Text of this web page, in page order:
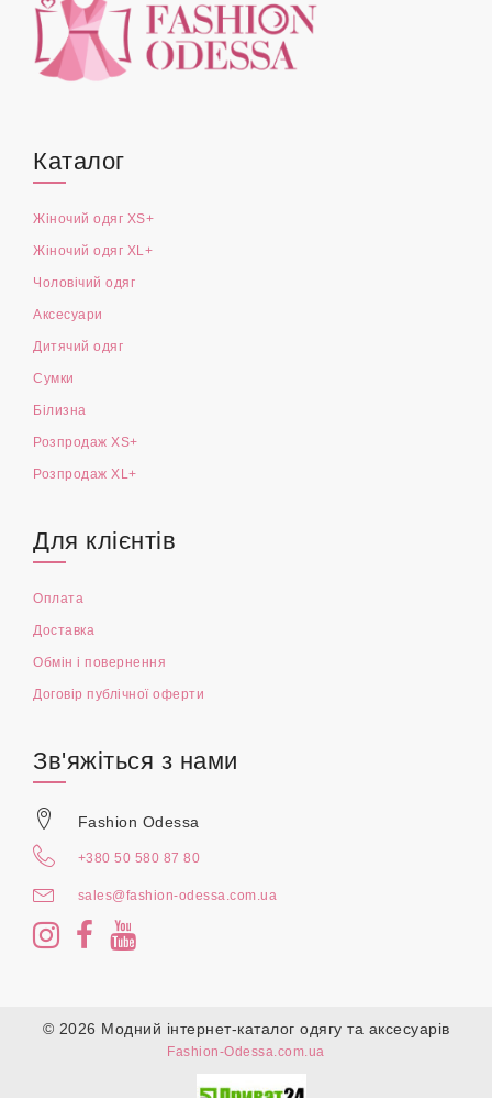
Каталог
Жіночий одяг XS+
Жіночий одяг XL+
Чоловічий одяг
Аксесуари
Дитячий одяг
Сумки
Білизна
Розпродаж XS+
Розпродаж XL+
Для клієнтів
Оплата
Доставка
Обмін і повернення
Договір публічної оферти
Зв'яжіться з нами
Fashion Odessa
+380 50 580 87 80
sales@fashion-odessa.com.ua
© 2026 Модний інтернет-каталог одягу та аксесуарів
Fashion-Odessa.com.ua